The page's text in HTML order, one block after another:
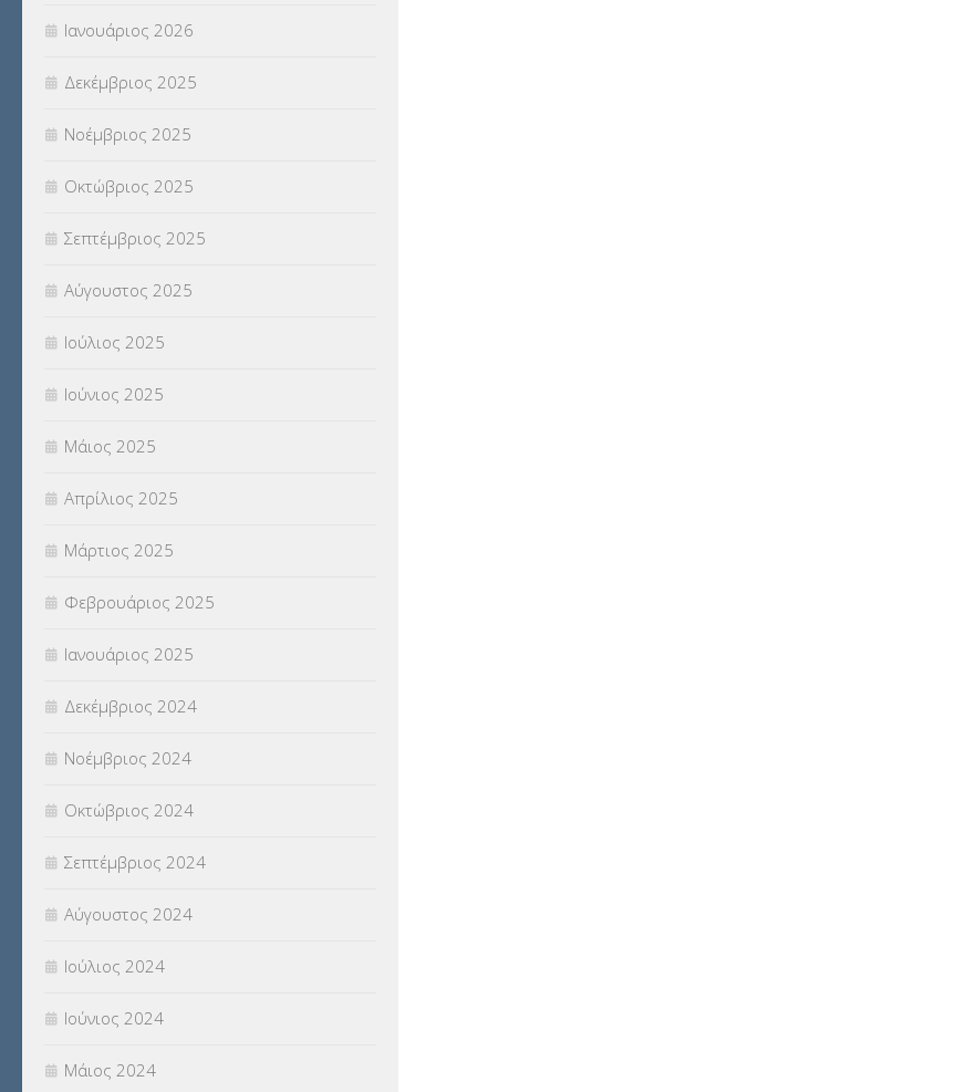
ΣΥΝΤΑΞΕΙΣ(12)
ΣΧΟΛΙΚΟΙ ΣΥΜΒΟΥΛΟΙ
ΥΠΕΡΑΡΙΘΜΟΙ(1)
ΥΠΟΤΡΟΦΙΕΣ(28)
ΦΥΣΙΚΗ ΑΓΩΓΗ(692)
Χωρίς κατηγορία
Ιανουάριος 2026
Δεκέμβριος 2025
Νοέμβριος 2025
Οκτώβριος 2025
Σεπτέμβριος 2025
Αύγουστος 2025
Ιούλιος 2025
Ιούνιος 2025
Μάιος 2025
Απρίλιος 2025
Μάρτιος 2025
Φεβρουάριος 2025
Ιανουάριος 2025
Δεκέμβριος 2024
Νοέμβριος 2024
Οκτώβριος 2024
Σεπτέμβριος 2024
Αύγουστος 2024
Ιούλιος 2024
Ιούνιος 2024
Μάιος 2024